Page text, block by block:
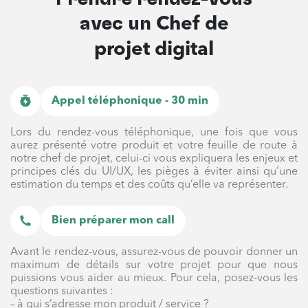
avec un Chef de
projet digital
Appel téléphonique - 30 min
Lors du rendez-vous téléphonique, une fois que vous
aurez présenté votre produit et votre feuille de route à
notre chef de projet, celui-ci vous expliquera les enjeux et
principes clés du UI/UX, les pièges à éviter ainsi qu’une
estimation du temps et des coûts qu’elle va représenter.
Bien préparer mon call
Avant le rendez-vous, assurez-vous de pouvoir donner un
maximum de détails sur votre projet pour que nous
puissions vous aider au mieux. Pour cela, posez-vous les
questions suivantes :
– à qui s’adresse mon produit / service ?